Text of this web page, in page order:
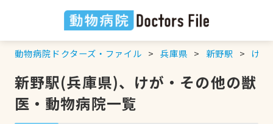
動物病院ドクターズ・ファイル 兵庫県 新野駅 けが
新野駅(兵庫県)、けが・その他の獣
医・動物病院一覧